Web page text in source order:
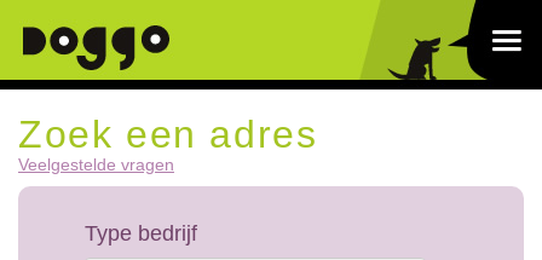
Zoek een adres
Veelgestelde vragen
Type bedrijf